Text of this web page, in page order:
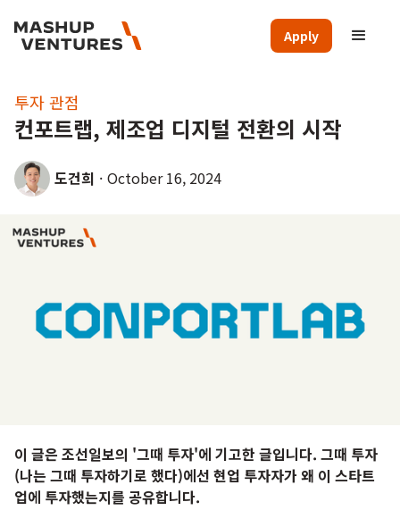
Apply
투자 관점
컨포트랩, 제조업 디지털 전환의 시작
도건희 · October 16, 2024
이 글은 조선일보의 '그때 투자'에 기고한 글입니다. 그때 투자
(나는 그때 투자하기로 했다)에선 현업 투자자가 왜 이 스타트
업에 투자했는지를 공유합니다.